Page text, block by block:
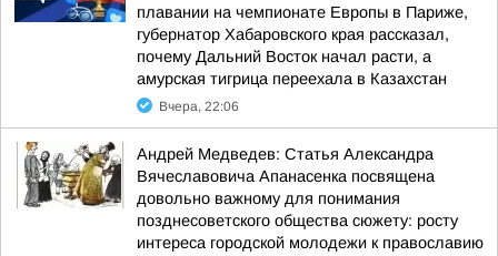
плавании на чемпионате Европы в Париже,
губернатор Хабаровского края рассказал,
почему Дальний Восток начал расти, а
амурская тигрица переехала в Казахстан
Вчера, 22:06
Андрей Медведев: Статья Александра
Вячеславовича Апанасенка посвящена
довольно важному для понимания
позднесоветского общества сюжету: росту
интереса городской молодежи к православию